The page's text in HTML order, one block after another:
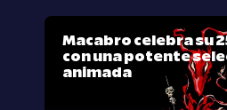
Macabro celebra su
con una potente
animada